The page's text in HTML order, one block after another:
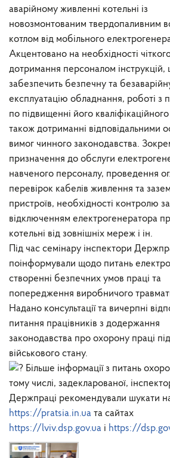
аварійному живленні котельні із
новозмонтованим твердопаливним
котлом від мобільного
Акцентовано на необхідності
дотримання персоналом інструкцій,
забезпечить безпечну та
експлуатацію обладнання, роботі з
по підвищенні його кваліфікаційного
також дотриманні відповідальними
вимог чинного законодавства.
призначення до обслуги
навченого персоналу, проведення
перевірок кабелів живлення та
пристроїв, необхідності контролю за
відключенням електрогенератора
котельні від зовнішніх мереж і ін.
Під час семінару інспектори
поінформували щодо питань
створенні безпечних умов праці та
попередження виробничого
Надано консультації та вичерпні
питання працівників з додержання
законодавства про охорону праці
військового стану.
Більше інформації з питань
тому числі, задекларованої,
Держпраці рекомендували шукати
https://pratsia.in.ua та сайтах
https://lviv.dsp.gov.ua і https://